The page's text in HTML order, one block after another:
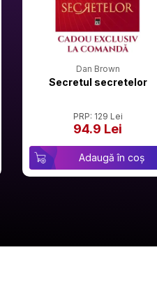
Dan Brown
Secretul secretelor
PRP: 129 Lei
94.9 Lei
Adaugă în coș